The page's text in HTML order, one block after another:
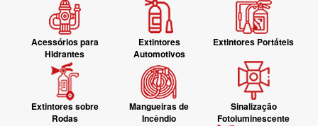
Acessórios para
Hidrantes
Extintores
Automotivos
Extintores Portáteis
Extintores sobre
Rodas
Mangueiras de
Incêndio
Sinalização
Fotoluminescente